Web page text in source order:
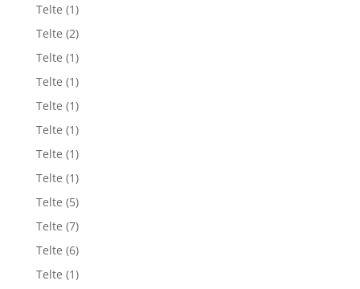
Telte (1)
Telte (2)
Telte (1)
Telte (1)
Telte (1)
Telte (1)
Telte (1)
Telte (1)
Telte (5)
Telte (7)
Telte (6)
Telte (1)